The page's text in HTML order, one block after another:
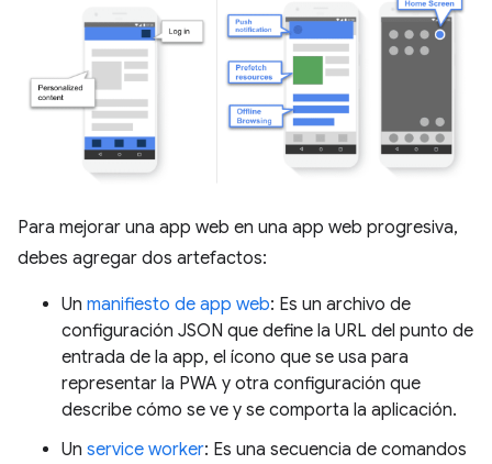
Para mejorar una app web en una app web progresiva,
debes agregar dos artefactos:
Un manifiesto de app web: Es un archivo de
configuración JSON que define la URL del punto de
entrada de la app, el ícono que se usa para
representar la PWA y otra configuración que
describe cómo se ve y se comporta la aplicación.
Un service worker: Es una secuencia de comandos